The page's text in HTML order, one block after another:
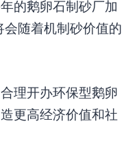
的鹅卵石制砂厂加
随着机制砂价值的
理开办环保型鹅卵
更高经济价值和社